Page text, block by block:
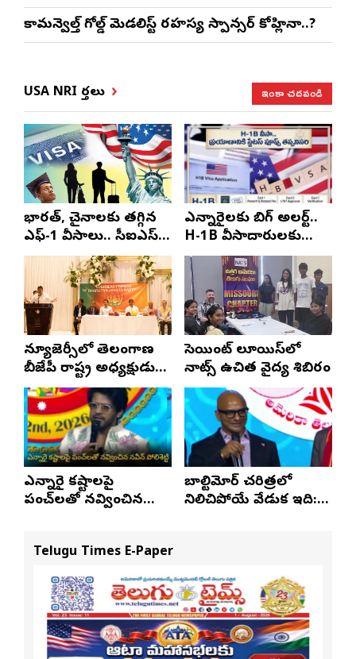
కామన్వెల్త్ గోల్డ్ మెడలిస్ట్ రహస్య స్పాన్సర్ కోహ్లినా..?
USA NRI వార్తలు ఇంకా చదవండి
భారత్, చైనాలకు తగ్గిన
ఎఫ్-1 వీసాలు.. సీఐఎస్
నివేదిక..!
ఎన్నారైలకు బిగ్ అలర్ట్..
H-1B వీసాదారులకు
ప్రయాణ సమయంలో
స్టేటస్ ప్రూఫ్స్ తప్పనిసరి..!
న్యూజెర్సీలో తెలంగాణ
బీజేపీ రాష్ట్ర అధ్యక్షుడు
ఎన్. రాంచందర్‌రావుకు
ఘన స్వాగతం
సెయింట్ లూయిస్‌లో
నాట్స్ ఉచిత వైద్య శిబిరం
ఎన్నారై కష్టాలపై
పంచ్‌లతో నవ్వించిన
బాల్టిమోర్ చరిత్రలో
నిలిచిపోయే వేడుక ఇది:
Telugu Times E-Paper